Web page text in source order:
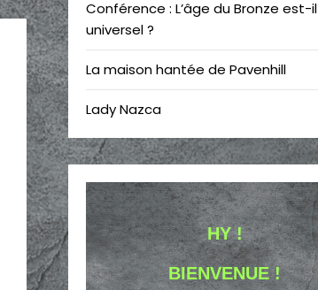
Conférence : L’âge du Bronze est-il
universel ?
La maison hantée de Pavenhill
Lady Nazca
HY !
BIENVENUE !